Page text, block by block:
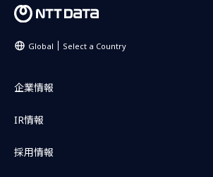
Global Select a Country
企業情報
IR情報
採用情報